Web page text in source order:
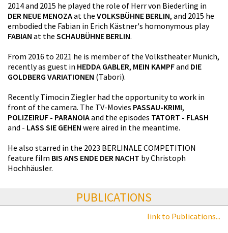
2014 and 2015 he played the role of Herr von Biederling in
DER NEUE MENOZAat the VOLKSBÜHNE BERLIN, and 2015 he
embodied the Fabian in Erich Kästner's homonymous play
FABIAN at the SCHAUBÜHNE BERLIN.
From 2016 to 2021 he is member of the Volkstheater Munich,
recently as guest in HEDDA GABLER, MEIN KAMPFand DIE
GOLDBERG VARIATIONEN (Tabori).
Recently Timocin Ziegler had the opportunity to work in
front of the camera. The TV-Movies PASSAU-KRIMI,
POLIZEIRUF - PARANOIAand the episodes TATORT - FLASH
and - LASS SIE GEHEN were aired in the meantime.
He also starred in the 2023 BERLINALE COMPETITION
feature film BIS ANS ENDE DER NACHT by Christoph
Hochhäusler.
PUBLICATIONS
link to Publications...